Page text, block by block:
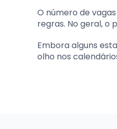
O número de
regras. No geral, o
Embora alguns
olho nos